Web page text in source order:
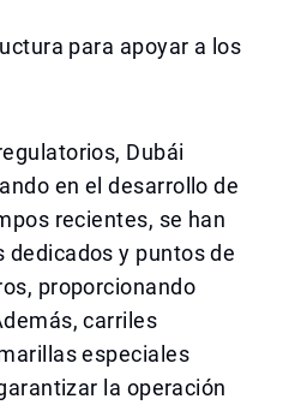
para apoyar a los
Dubái
en el desarrollo de
recientes, se han
y puntos de
proporcionando
carriles
especiales
la operación